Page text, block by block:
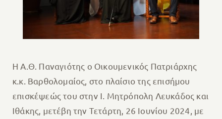
Η Α.Θ. Παναγιότης ο Οικουμενικός Πατριάρχης
κ.κ. Βαρθολομαίος, στο πλαίσιο της επισήμου
επισκέψεώς του στην Ι. Μητρόπολη Λευκάδος και
Ιθάκης, μετέβη την Τετάρτη, 26 Ιουνίου 2024, με